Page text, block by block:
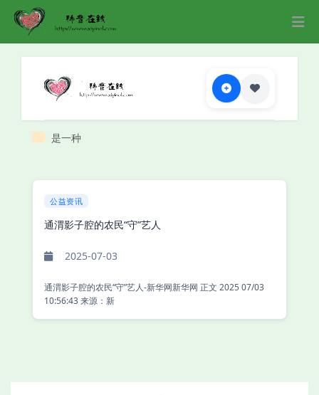
是一种
公益资讯
通渭影子腔的农民“守”艺人
2025-07-03
通渭影子腔的农民“守”艺人-新华网新华网 正文 2025 07/03
10:56:43 来源：新